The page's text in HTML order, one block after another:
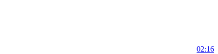
02:16